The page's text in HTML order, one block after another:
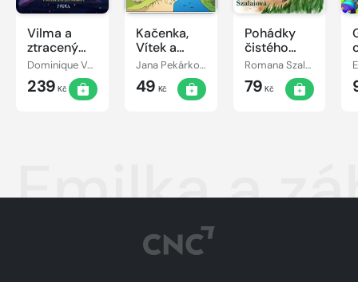
Vilma a
ztracený
den
Dominique Valente
239 Kč
Kačenka,
Vítek a
jejich
pohádkové
dobrodružství
Jana Pekárková
49 Kč
Pohádky
čistého
srdce
Romana Szalaiová
79 Kč
Emilka a